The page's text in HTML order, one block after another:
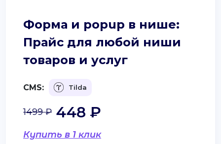
Форма и popup в нише:
Прайс для любой ниши
товаров и услуг
CMS: Tilda
Купить в 1 клик
1499 ₽ 448 ₽